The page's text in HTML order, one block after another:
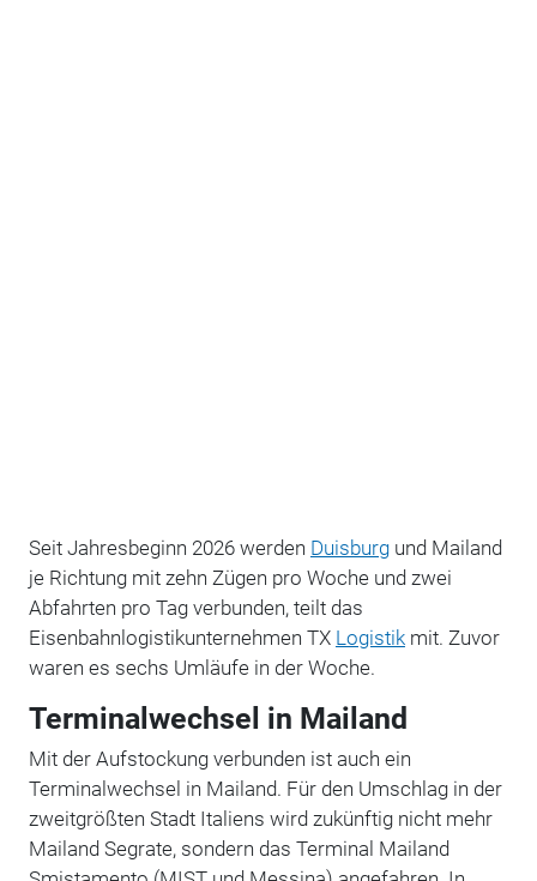
Seit Jahresbeginn 2026 werden Duisburgund Mailand
je Richtung mit zehn Zügen pro Woche und zwei
Abfahrten pro Tag verbunden, teilt das
Eisenbahnlogistikunternehmen TX Logistikmit. Zuvor
waren es sechs Umläufe in der Woche.
Terminalwechsel in Mailand
Mit der Aufstockung verbunden ist auch ein
Terminalwechsel in Mailand. Für den Umschlag in der
zweitgrößten Stadt Italiens wird zukünftig nicht mehr
Mailand Segrate, sondern das Terminal Mailand